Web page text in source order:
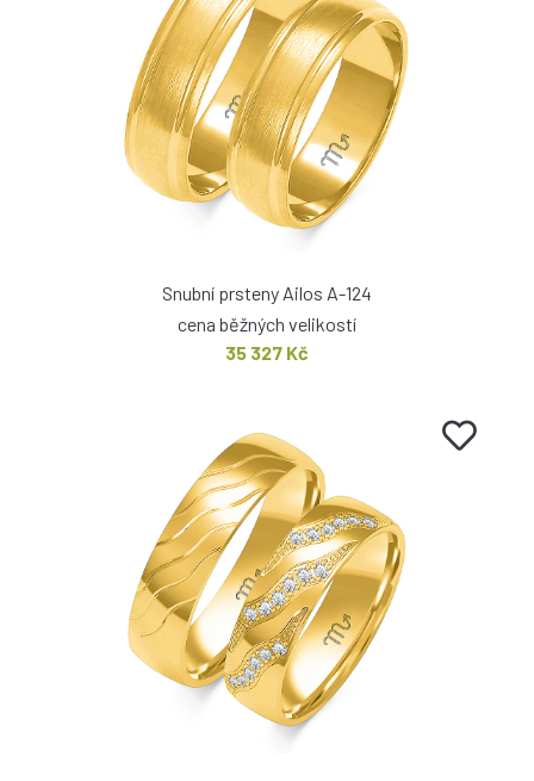
Snubní prsteny Ailos A-124
cena běžných velikostí
35 327 Kč